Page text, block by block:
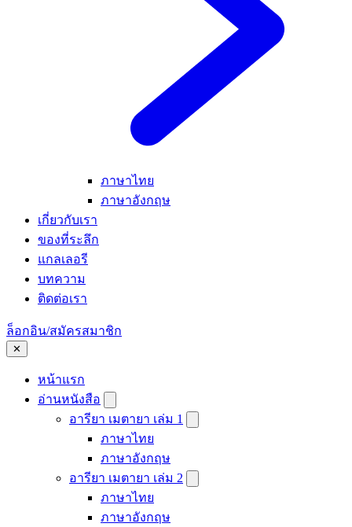
ภาษาไทย
ภาษาอังกฤษ
เกี่ยวกับเรา
ของที่ระลึก
แกลเลอรี
บทความ
ติดต่อเรา
ล็อกอิน/สมัครสมาชิก
✕
หน้าแรก
อ่านหนังสือ
อารียา เมตายา เล่ม 1
ภาษาไทย
ภาษาอังกฤษ
อารียา เมตายา เล่ม 2
ภาษาไทย
ภาษาอังกฤษ